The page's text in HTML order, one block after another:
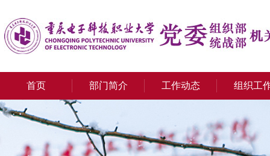
首页 部门简介 工作动态 组织工